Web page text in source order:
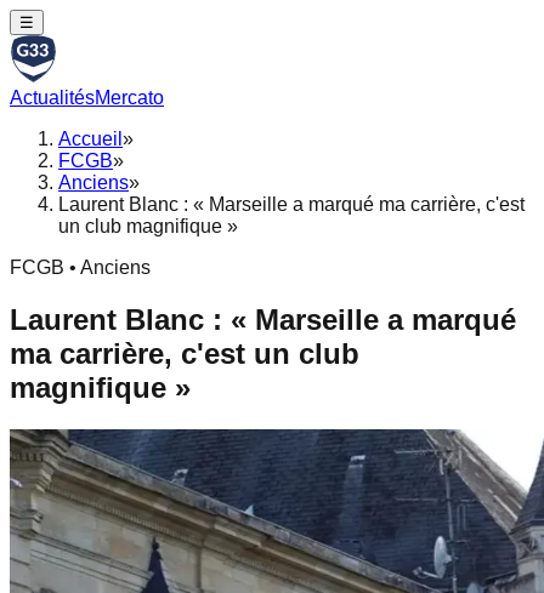
☰
ActualitésMercato
Accueil »
FCGB»
Anciens»
Laurent Blanc : « Marseille a marqué ma carrière, c'est
un club magnifique »
FCGB • Anciens
Laurent Blanc : « Marseille a marqué
ma carrière, c'est un club
magnifique »